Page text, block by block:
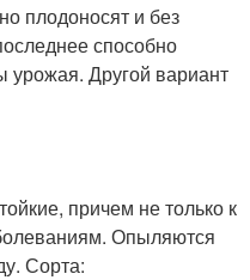
плодоносят и без
способно
Другой вариант
причем не только к
Опыляются
Сорта: